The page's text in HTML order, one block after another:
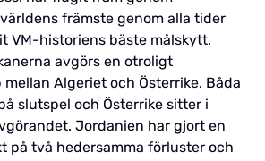
främste genom alla tider
VM-historiens bäste målskytt.
avgörs en otroligt
Algeriet och Österrike. Båda
slutspel och Österrike sitter i
Jordanien har gjort en
på två hedersamma förluster och